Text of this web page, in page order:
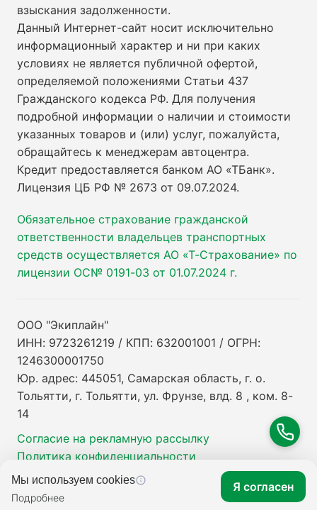
взыскания задолженности.
Данный Интернет-сайт носит исключительно
информационный характер и ни при каких
условиях не является публичной офертой,
определяемой положениями Статьи 437
Гражданского кодекса РФ. Для получения
подробной информации о наличии и стоимости
указанных товаров и (или) услуг, пожалуйста,
обращайтесь к менеджерам автоцентра.
Кредит предоставляется банком АО «ТБанк».
Лицензия ЦБ РФ № 2673 от 09.07.2024.
Обязательное страхование гражданской
ответственности владельцев транспортных
средств осуществляется АО «Т-Страхование» по
лицензии ОС№ 0191-03 от 01.07.2024 г.
ООО "Экиплайн"
ИНН: 9723261219 / КПП: 632001001 / ОГРН:
1246300001750
Юр. адрес: 445051, Самарская область, г. о.
Тольятти, г. Тольятти, ул. Фрунзе, влд. 8 , ком. 8-
14
Согласие на рекламную рассылку
Политика конфиденциальности
Мы используем cookies
Подробнее
Я согласен